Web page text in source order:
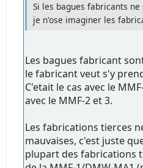
Si les bagues fabricants
je n'ose imaginer les
Les bagues fabricant
le fabricant veut s'y
C'etait le cas avec le
avec le MMF-2 et 3.
Les fabrications tierces
mauvaises, c'est juste
plupart des fabrications